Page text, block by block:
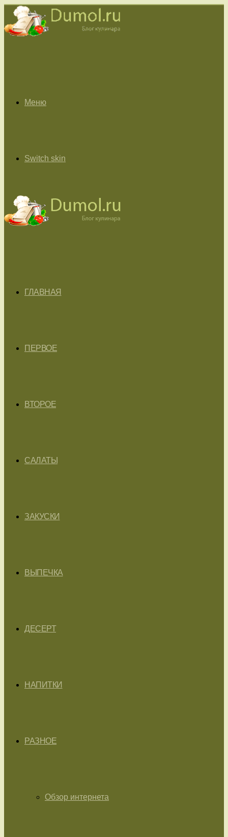
Меню
Switch skin
ГЛАВНАЯ
ПЕРВОЕ
ВТОРОЕ
САЛАТЫ
ЗАКУСКИ
ВЫПЕЧКА
ДЕСЕРТ
НАПИТКИ
РАЗНОЕ
Обзор интернета